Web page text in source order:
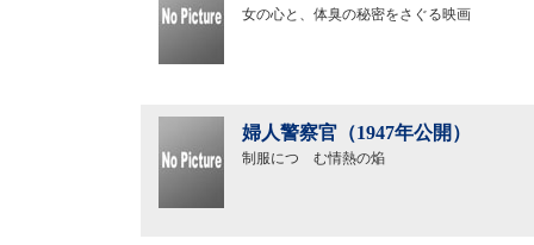
女の心と、体臭の秘密をさぐる映画
婦人警察官（1947年公開）
制服につゝむ情熱の焔